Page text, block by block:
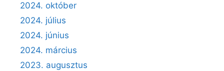
2024. október
2024. július
2024. június
2024. március
2023. augusztus